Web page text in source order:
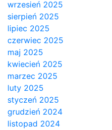
wrzesień 2025
sierpień 2025
lipiec 2025
czerwiec 2025
maj 2025
kwiecień 2025
marzec 2025
luty 2025
styczeń 2025
grudzień 2024
listopad 2024